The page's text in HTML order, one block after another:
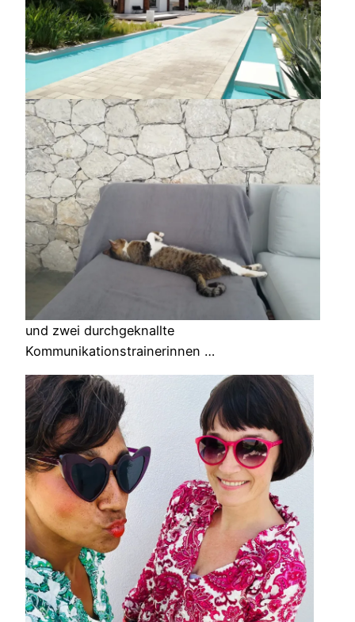
und zwei durchgeknallte
Kommunikationstrainerinnen …